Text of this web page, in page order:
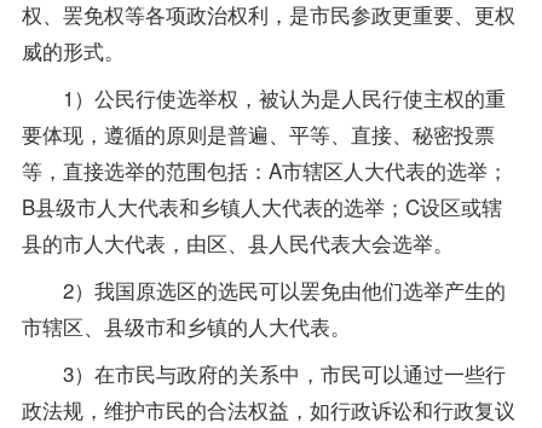
权、罢免权等各项政治权利，是市民参政更重要、更权
威的形式。
1）公民行使选举权，被认为是人民行使主权的重
要体现，遵循的原则是普遍、平等、直接、秘密投票
等，直接选举的范围包括：A市辖区人大代表的选举；
B县级市人大代表和乡镇人大代表的选举；C设区或辖
县的市人大代表，由区、县人民代表大会选举。
2）我国原选区的选民可以罢免由他们选举产生的
市辖区、县级市和乡镇的人大代表。
3）在市民与政府的关系中，市民可以通过一些行
政法规，维护市民的合法权益，如行政诉讼和行政复议